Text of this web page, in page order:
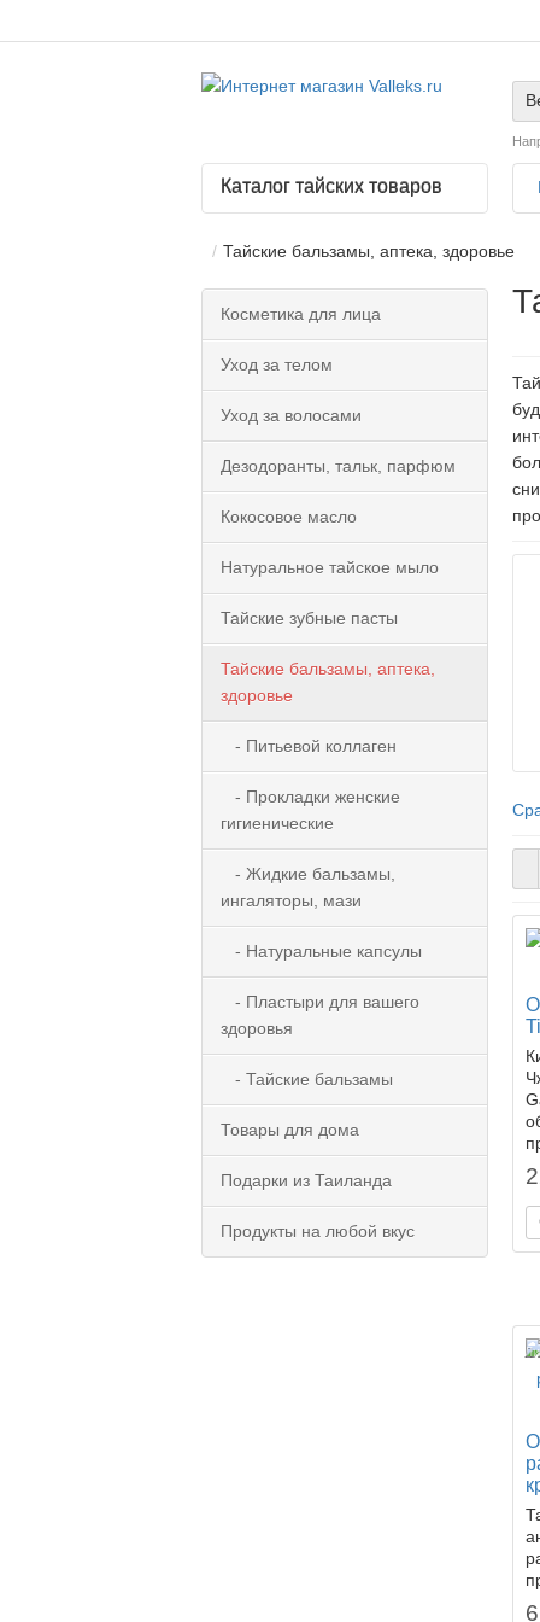
Каталог тайских товаров
Тайские бальзамы, аптека, здоровье
Косметика для лица
Уход за телом
Уход за волосами
Дезодоранты, тальк, парфюм
Кокосовое масло
Натуральное тайское мыло
Тайские зубные пасты
Тайские бальзамы, аптека,
здоровье
- Питьевой коллаген
- Прокладки женские
гигиенические
- Жидкие бальзамы,
ингаляторы, мази
- Натуральные капсулы
- Пластыри для вашего
здоровья
- Тайские бальзамы
Товары для дома
Подарки из Таиланда
Продукты на любой вкус